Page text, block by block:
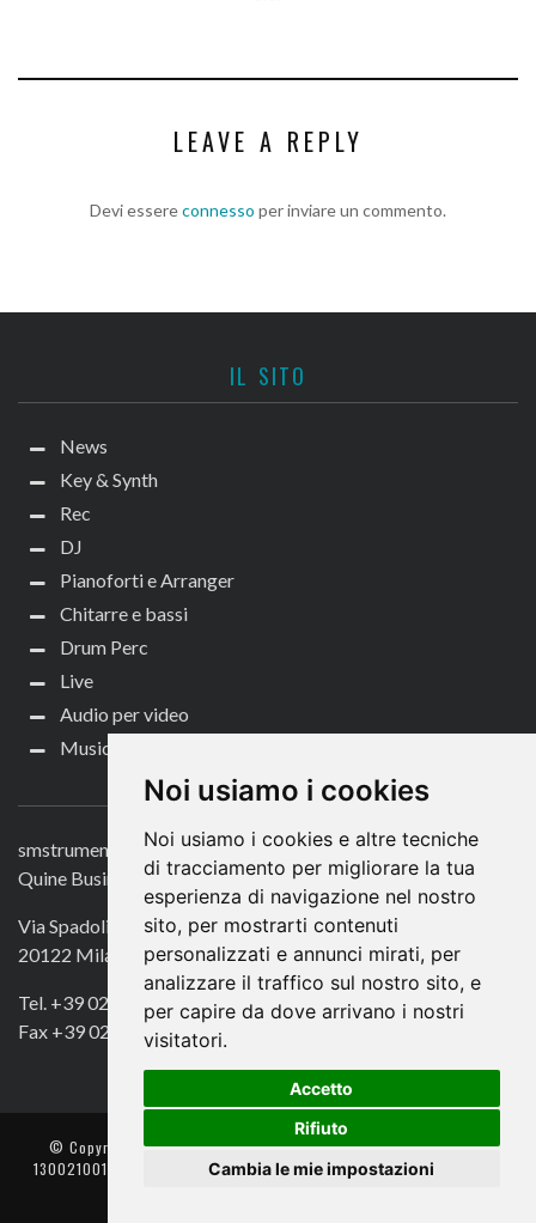
Noi usiamo i cookies
Noi usiamo i cookies e altre tecniche
di tracciamento per migliorare la tua
esperienza di navigazione nel nostro
sito, per mostrarti contenuti
personalizzati e annunci mirati, per
analizzare il traffico sul nostro sito, e
per capire da dove arrivano i nostri
visitatori.
Accetto
Rifiuto
Cambia le mie impostazioni
LEAVE A REPLY
Devi essereconnesso per inviare un commento.
IL SITO
News
Key & Synth
Rec
DJ
Pianoforti e Arranger
Chitarre e bassi
Drum Perc
Live
Audio per video
Music Life
CONTATTACI
smstrumentimusicali.it
Quine Business Publisher
Via Spadolini 7
20122 Milano
Tel. +39 02 49756990
Fax +39 02 72016740
© Copyright 2018. All Rights Reserved -- Quine srl – C.F./P IVA
13002100157 – Responsabile della Protezione dei Dati: Avv. Monica